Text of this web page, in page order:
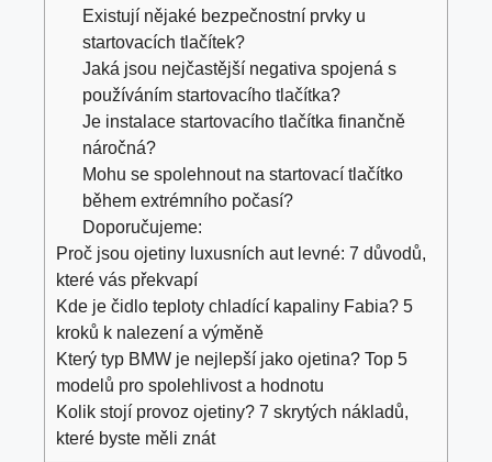
Existují nějaké bezpečnostní prvky u
startovacích tlačítek?
Jaká jsou nejčastější negativa spojená s
používáním startovacího tlačítka?
Je instalace startovacího tlačítka finančně
náročná?
Mohu se spolehnout na startovací tlačítko
během extrémního počasí?
Doporučujeme:
Proč jsou ojetiny luxusních aut levné: 7 důvodů,
které vás překvapí
Kde je čidlo teploty chladící kapaliny Fabia? 5
kroků k nalezení a výměně
Který typ BMW je nejlepší jako ojetina? Top 5
modelů pro spolehlivost a hodnotu
Kolik stojí provoz ojetiny? 7 skrytých nákladů,
které byste měli znát